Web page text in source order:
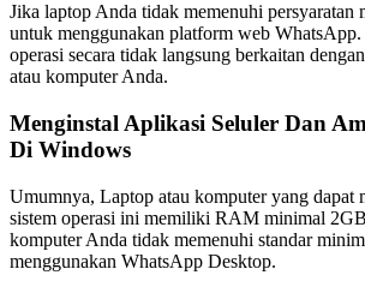
Jika laptop Anda tidak memenuhi persyaratan
untuk menggunakan platform web WhatsApp.
operasi secara tidak langsung berkaitan
atau komputer Anda.
Menginstal Aplikasi Seluler Dan
Di Windows
Umumnya, Laptop atau komputer yang dapat
sistem operasi ini memiliki RAM minimal
komputer Anda tidak memenuhi standar
menggunakan WhatsApp Desktop.